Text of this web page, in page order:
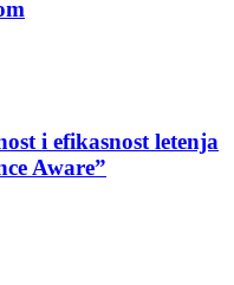
i efikasnost letenja
Aware”